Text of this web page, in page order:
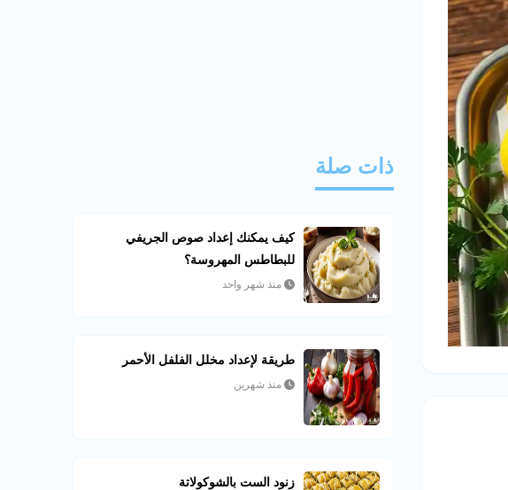
ذات صلة
كيف يمكنك إعداد صوص الجريفي
للبطاطس المهروسة؟
منذ شهر واحد
طريقة لإعداد مخلل الفلفل الأحمر
منذ شهرين
زنود الست بالشوكولاتة